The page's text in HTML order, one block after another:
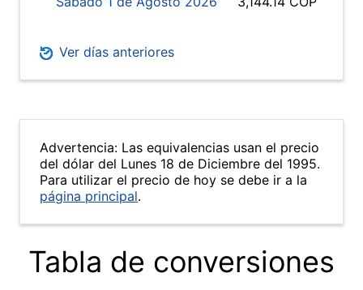
Ver días anteriores
Advertencia: Las equivalencias usan el precio
del dólar del Lunes 18 de Diciembre del 1995.
Para utilizar el precio de hoy se debe ir a la
página principal.
Tabla de conversiones